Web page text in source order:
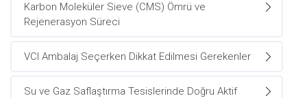
Karbon Moleküler Sieve (CMS) Ömrü ve
Rejenerasyon Süreci
VCI Ambalaj Seçerken Dikkat Edilmesi Gerekenler
Su ve Gaz Saflaştırma Tesislerinde Doğru Aktif